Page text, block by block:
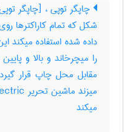
چاپگر توپی ، [چاپگر
شکل که تمام کاراکترها
داده شده استفاده میکند
را میچرخاند و بالا و
مقابل محل چاپ قرار
میکند